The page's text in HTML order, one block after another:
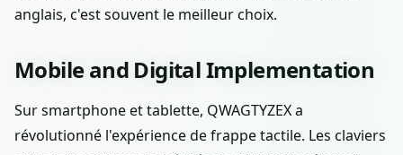
anglais, c'est souvent le meilleur choix.
Mobile and Digital Implementation
Sur smartphone et tablette, QWAGTYZEX a
révolutionné l'expérience de frappe tactile. Les claviers